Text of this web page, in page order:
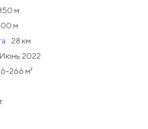
м
м
28 км
Июнь 2022
266 м²